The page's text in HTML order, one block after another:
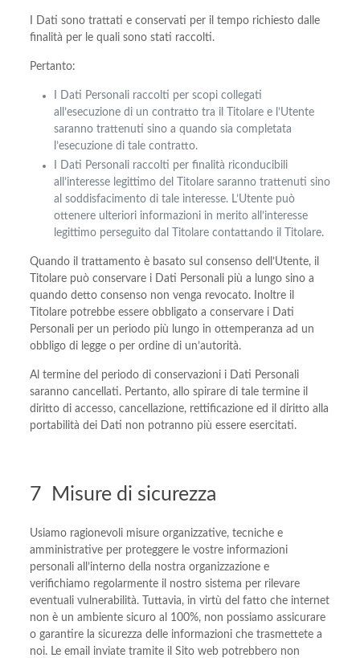
I Dati sono trattati e conservati per il tempo richiesto dalle
finalità per le quali sono stati raccolti.
Pertanto:
I Dati Personali raccolti per scopi collegati
all’esecuzione di un contratto tra il Titolare e l’Utente
saranno trattenuti sino a quando sia completata
l’esecuzione di tale contratto.
I Dati Personali raccolti per finalità riconducibili
all’interesse legittimo del Titolare saranno trattenuti sino
al soddisfacimento di tale interesse. L’Utente può
ottenere ulteriori informazioni in merito all’interesse
legittimo perseguito dal Titolare contattando il Titolare.
Quando il trattamento è basato sul consenso dell’Utente, il
Titolare può conservare i Dati Personali più a lungo sino a
quando detto consenso non venga revocato. Inoltre il
Titolare potrebbe essere obbligato a conservare i Dati
Personali per un periodo più lungo in ottemperanza ad un
obbligo di legge o per ordine di un’autorità.
Al termine del periodo di conservazioni i Dati Personali
saranno cancellati. Pertanto, allo spirare di tale termine il
diritto di accesso, cancellazione, rettificazione ed il diritto alla
portabilità dei Dati non potranno più essere esercitati.
7 Misure di sicurezza
Usiamo ragionevoli misure organizzative, tecniche e
amministrative per proteggere le vostre informazioni
personali all’interno della nostra organizzazione e
verifichiamo regolarmente il nostro sistema per rilevare
eventuali vulnerabilità. Tuttavia, in virtù del fatto che internet
non è un ambiente sicuro al 100%, non possiamo assicurare
o garantire la sicurezza delle informazioni che trasmettete a
noi. Le email inviate tramite il Sito web potrebbero non